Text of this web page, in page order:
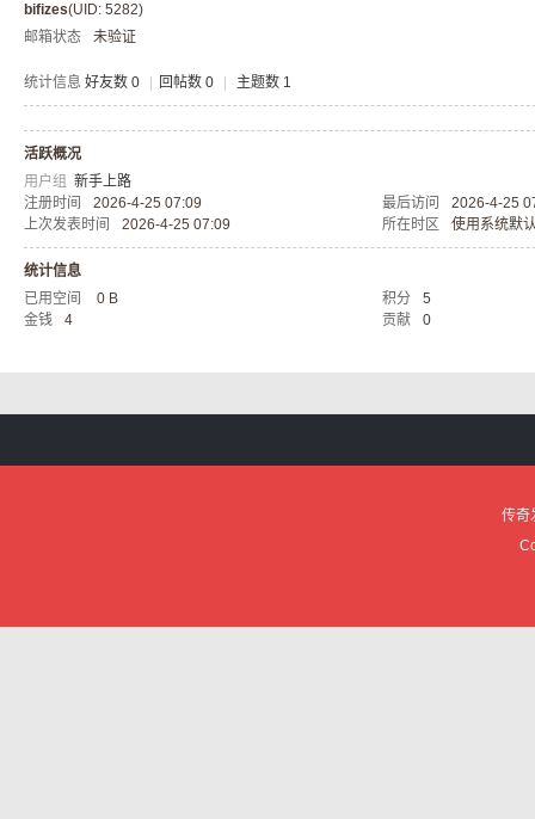
服
bifizes(UID: 5282)
邮箱状态
未验证
统计信息 好友数 0 回帖数 0 主题数 1
活跃概况
用户组 新手上路
注册时间
2026-4-25 07:09 最后访问
2026-4-25
上次发表时间
2026-4-25 07:09 所在时区 使用系统默
统计信息
已用空间
0 B 积分
5
金钱
4 贡献 0
传奇